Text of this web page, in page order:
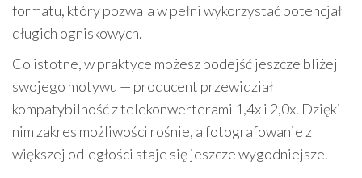
formatu, który pozwala w pełni wykorzystać potencjał
długich ogniskowych.
Co istotne, w praktyce możesz podejść jeszcze bliżej
swojego motywu — producent przewidział
kompatybilność z telekonwerterami 1,4x i 2,0x. Dzięki
nim zakres możliwości rośnie, a fotografowanie z
większej odległości staje się jeszcze wygodniejsze.